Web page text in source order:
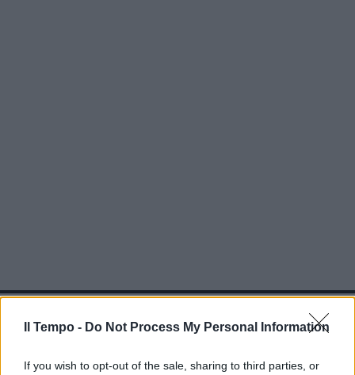
Il Tempo - Do Not Process My Personal Information
If you wish to opt-out of the sale, sharing to third parties, or